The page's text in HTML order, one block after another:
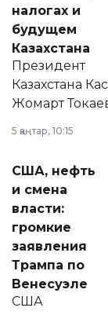
налогах и
будущем
Казахстана
Президент
Казахстана
Жомарт
сразу
актуальных
от слухов о
политических
реформах до
вопросов
экономики и
личного
5 қаңтар, 10:15
США, нефть
и смена
власти:
громкие
заявления
Трампа по
Венесуэле
США